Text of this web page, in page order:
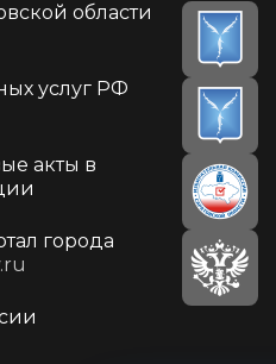
области
услуг РФ
акты в
города